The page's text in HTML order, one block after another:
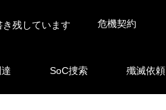
残しています 危機契約
SoC捜索 殲滅依頼